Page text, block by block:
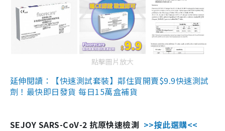
點擊圖片放大
延伸閱讀：【快速測試套裝】鄰住買開賣$9.9快速測試
劑！最快即日發貨 每日15萬盒補貨
SEJOY SARS-CoV-2 抗原快速檢測 >>按此選購<<